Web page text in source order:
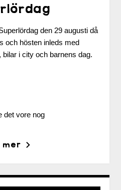
den 29 augusti då
och hösten inleds med
i city och barnens dag.
det vore nog
mer